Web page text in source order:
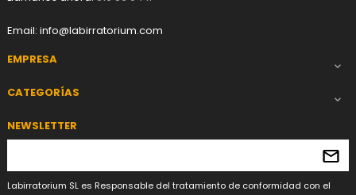
Email: info@labirratorium.com
EMPRESA

CATEGORÍAS 
NEWSLETTER
Labirratorium SL es Responsable del tratamiento de conformidad con el